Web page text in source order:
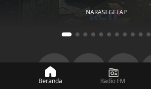
NARASI GELAP
Beranda Radio FM